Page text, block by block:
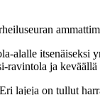
alalle
ja
lajeja on tullut